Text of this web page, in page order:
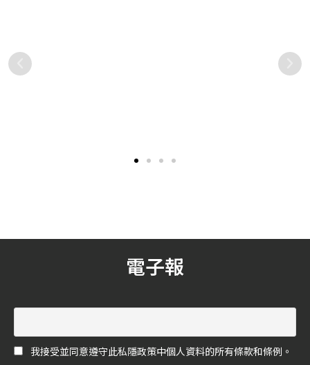
哇哉上課《獨立女性養成術》
術》，總共7個章節、長達超
合課程所學概念，進行10個
作面上，全面性講述獨立女
性如何養成。課程更提供凱
女人，有時優雅，偶爾帶
誌》、《生為自己，我很開
心》套組，讓女性更了解自
2021 居家設計「蓬鬆」風
軟、蓬鬆的世界裡，也讓緊
電子報
我接受並同意遵守此私隱政策中個人資料的所有條款和條例。